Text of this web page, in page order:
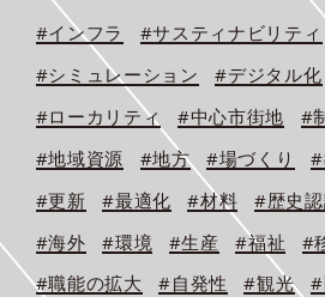
#インフラ #サスティナビリティ
#シミュレーション
#デジタル化
#ローカリティ
#中心市街地 #
#地域資源
#地方 #場づくり
#更新
#最適化 #材料 #歴史
#海外
#環境 #生産 #福祉 #
#職能の拡大
#自発性 #観光 #